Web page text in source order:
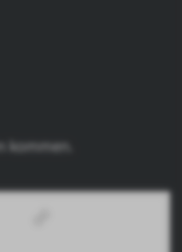
kommen.